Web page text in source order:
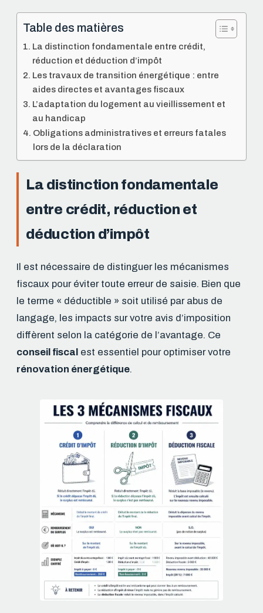
Table des matières
La distinction fondamentale entre crédit,
réduction et déduction d’impôt
Les travaux de transition énergétique : entre
aides directes et avantages fiscaux
L’adaptation du logement au vieillissement et
au handicap
Obligations administratives et erreurs fatales
lors de la déclaration
La distinction fondamentale
entre crédit, réduction et
déduction d’impôt
Il est nécessaire de distinguer les mécanismes
fiscaux pour éviter toute erreur de saisie. Bien que
le terme « déductible » soit utilisé par abus de
langage, les impacts sur votre avis d’imposition
diffèrent selon la catégorie de l’avantage. Ce
conseil fiscal est essentiel pour optimiser votre
rénovation énergétique.